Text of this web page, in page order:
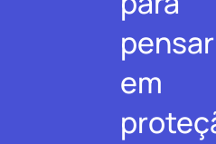
pensar
em